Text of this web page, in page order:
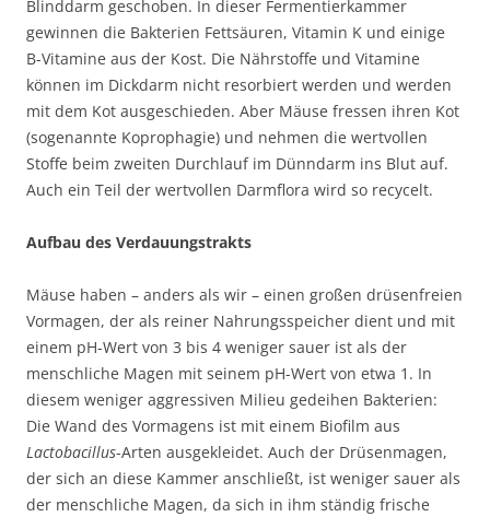
Blinddarm geschoben. In dieser Fermentierkammer
gewinnen die Bakterien Fettsäuren, Vitamin K und einige
B-Vitamine aus der Kost. Die Nährstoffe und Vitamine
können im Dickdarm nicht resorbiert werden und werden
mit dem Kot ausgeschieden. Aber Mäuse fressen ihren Kot
(sogenannte Koprophagie) und nehmen die wertvollen
Stoffe beim zweiten Durchlauf im Dünndarm ins Blut auf.
Auch ein Teil der wertvollen Darmflora wird so recycelt.
Aufbau des Verdauungstrakts
Mäuse haben – anders als wir – einen großen drüsenfreien
Vormagen, der als reiner Nahrungsspeicher dient und mit
einem pH-Wert von 3 bis 4 weniger sauer ist als der
menschliche Magen mit seinem pH-Wert von etwa 1. In
diesem weniger aggressiven Milieu gedeihen Bakterien:
Die Wand des Vormagens ist mit einem Biofilm aus
Lactobacillus-Arten ausgekleidet. Auch der Drüsenmagen,
der sich an diese Kammer anschließt, ist weniger sauer als
der menschliche Magen, da sich in ihm ständig frische